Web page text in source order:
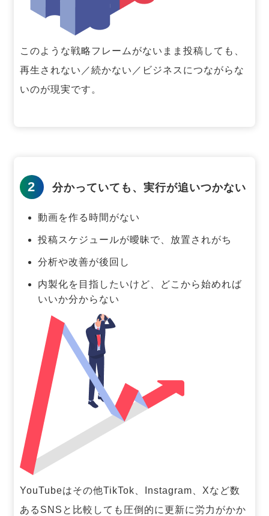
このような戦略フレームがないまま投稿しても、
再生されない／続かない／ビジネスにつながらな
いのが現実です。
2 分かっていても、実行が追いつかない
動画を作る時間がない
投稿スケジュールが曖昧で、放置されがち
分析や改善が後回し
内製化を目指したいけど、どこから始めれば
いいか分からない
YouTubeはその他TikTok、Instagram、Xなど数
あるSNSと比較しても圧倒的に更新に労力がかか